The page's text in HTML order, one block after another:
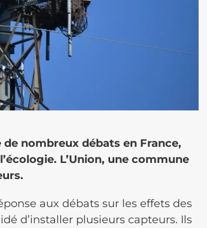
nombreux débats en France,
L’Union, une commune
aux débats sur les effets des
d’installer plusieurs capteurs. Ils